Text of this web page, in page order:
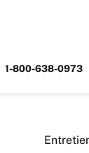
1-800-638-0973